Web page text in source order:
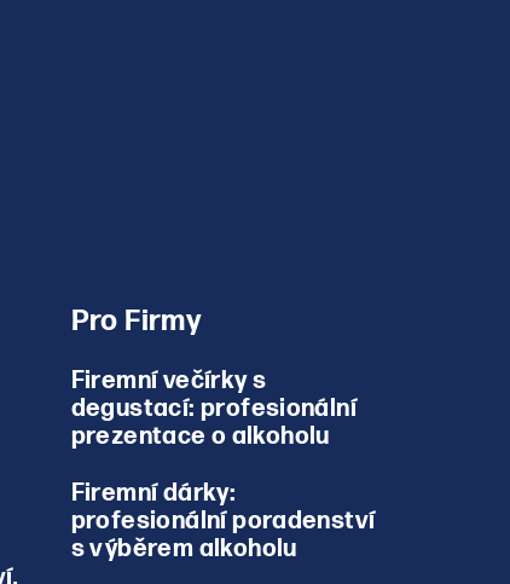
Pro Firmy
Firemní večírky s
degustací: profesionální
prezentace o alkoholu
Firemní dárky:
profesionální poradenství
s výběrem alkoholu